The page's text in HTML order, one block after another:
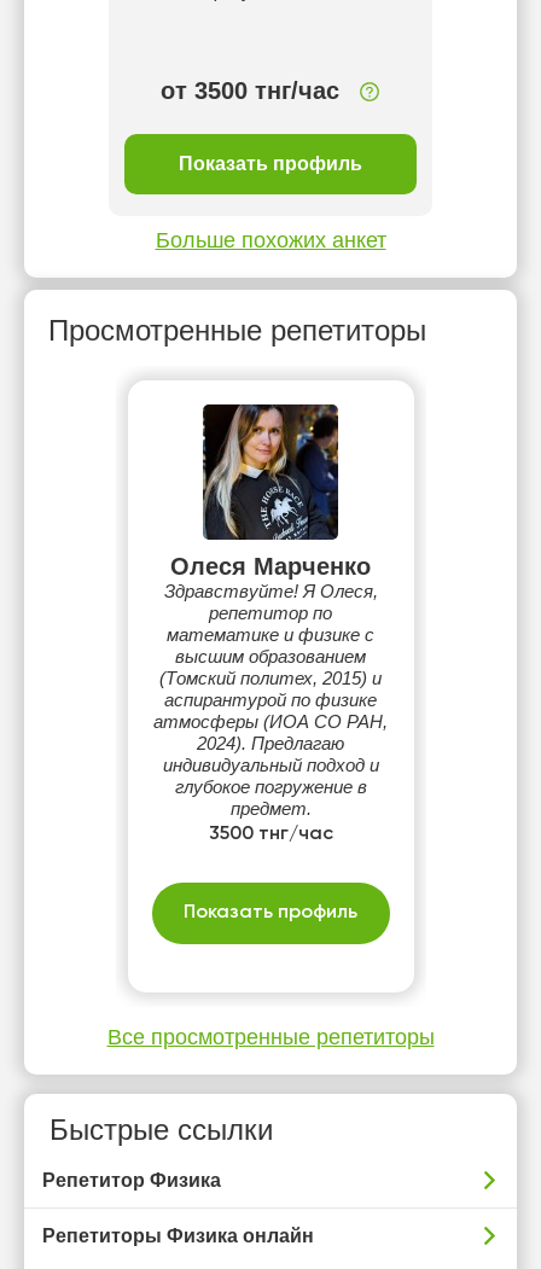
от 3500 тнг/час
Показать профиль
Больше похожих анкет
Просмотренные репетиторы
Олеся Марченко
Здравствуйте! Я Олеся,
репетитор по
математике и физике с
высшим образованием
(Томский политех, 2015) и
аспирантурой по физике
атмосферы (ИОА СО РАН,
2024). Предлагаю
индивидуальный подход и
глубокое погружение в
предмет.
3500 тнг/час
Показать профиль
Все просмотренные репетиторы
Быстрые ссылки
Репетитор Физика
Репетиторы Физика онлайн